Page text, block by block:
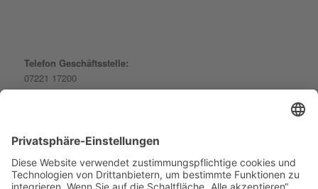
Telefon Geschäftsstelle:
07221 17200